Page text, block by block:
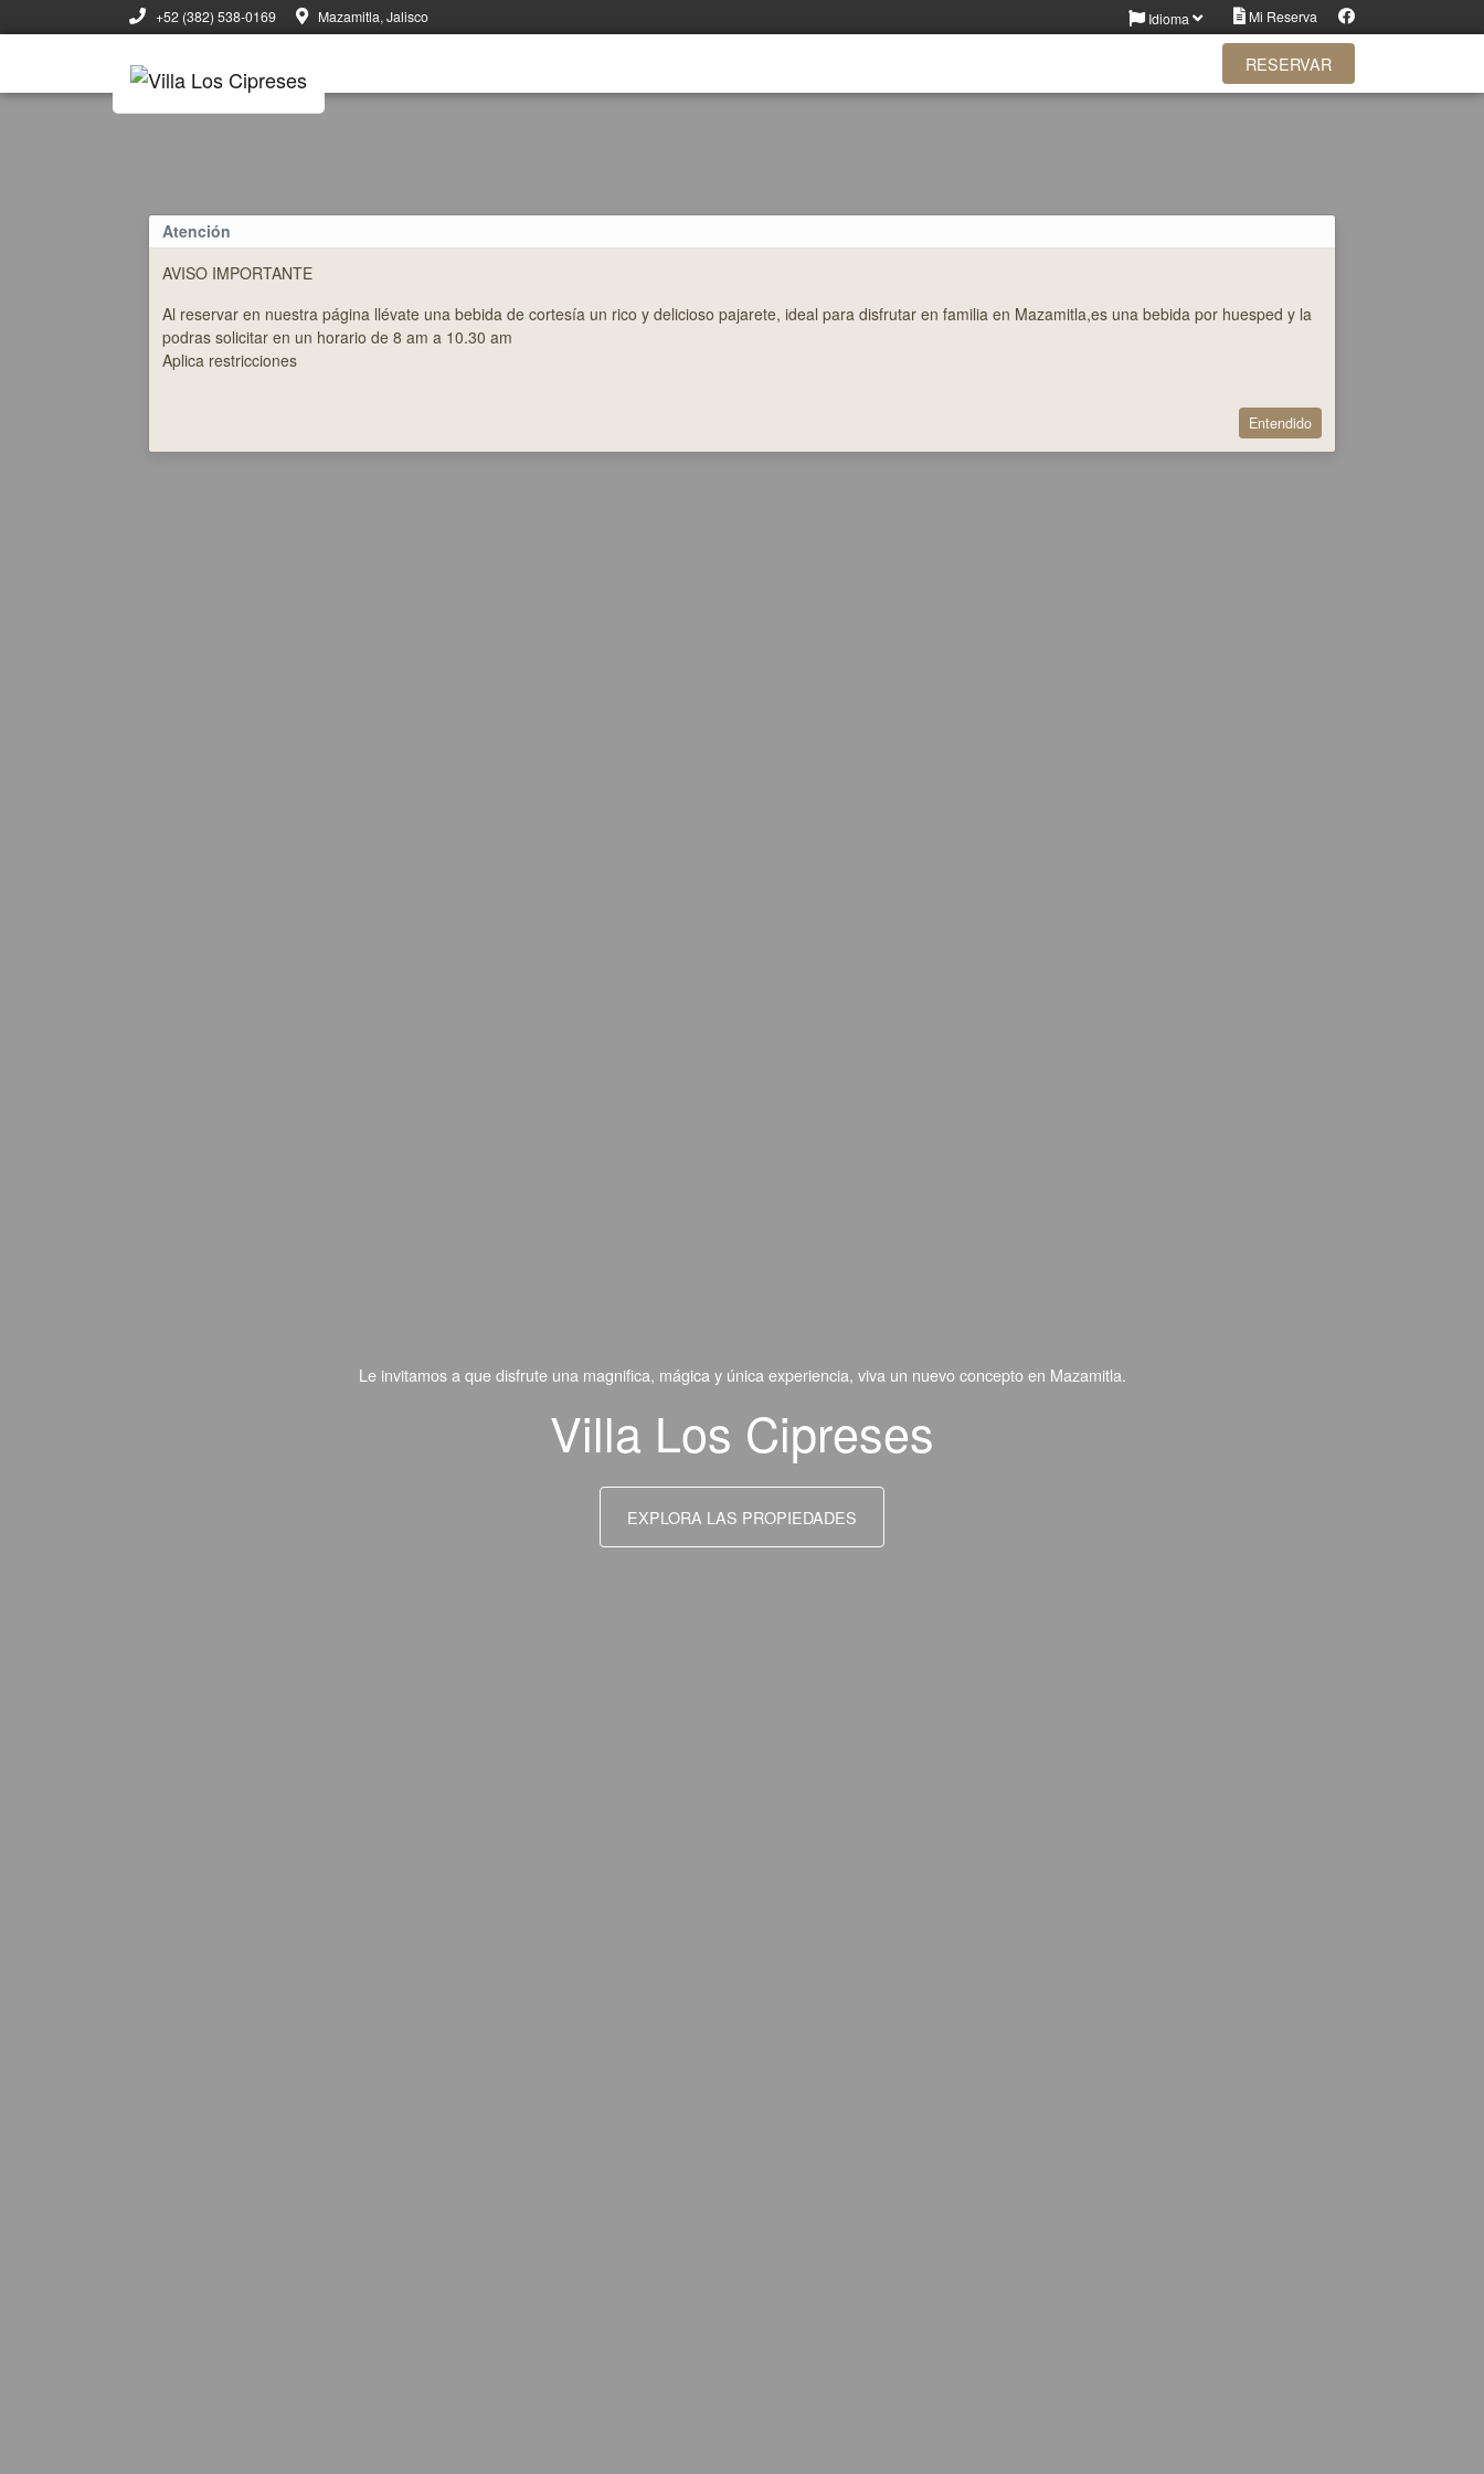
Atención
AVISO IMPORTANTE
Al reservar en nuestra página llévate una bebida de cortesía un rico y delicioso pajarete, ideal para disfrutar en familia en Mazamitla,es una bebida por huesped y la
podras solicitar en un horario de 8 am a 10.30 am
Aplica restricciones
Entendido
+52 (382) 538-0169 Mazamitla, Jalisco Idioma Mi Reserva Facebook
RESERVAR
Le invitamos a que disfrute una magnifica, mágica y única experiencia, viva un nuevo concepto en Mazamitla.
Villa Los Cipreses
EXPLORA LAS PROPIEDADES